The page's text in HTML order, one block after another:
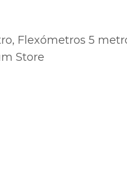
, Flexómetros 5
Store